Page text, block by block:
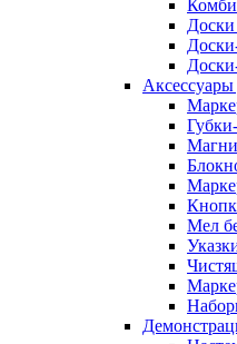
Аксессуары
Мел